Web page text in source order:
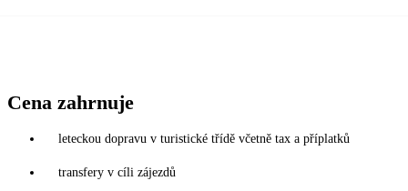
Cena zahrnuje
leteckou dopravu v turistické třídě včetně tax a příplatků
transfery v cíli zájezdů